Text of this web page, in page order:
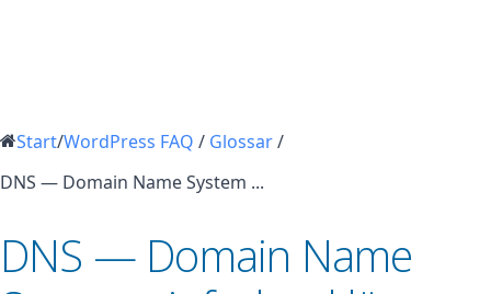
Start/WordPress FAQ / Glossar/
DNS — Domain Name System ...
DNS — Domain Name